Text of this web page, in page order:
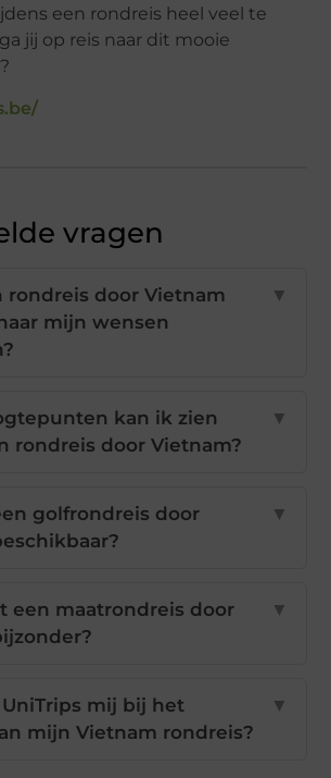
een rondreis heel veel te
jij op reis naar dit mooie
vragen
rondreis door Vietnam
mijn wensen
▼
kan ik zien
rondreis door Vietnam?
▼
golfrondreis door
▼
een maatrondreis door
▼
mij bij het
mijn Vietnam rondreis?
▼